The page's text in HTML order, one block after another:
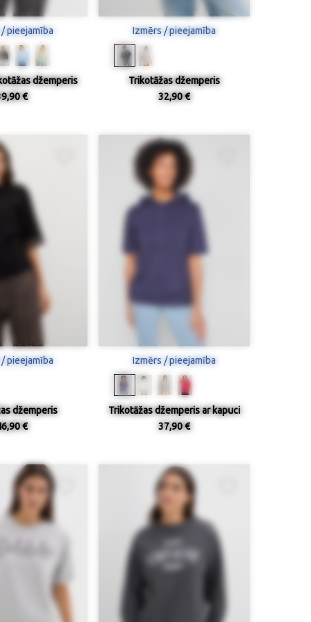
pieejamība
džemperis
€
Izmērs / pieejamība
Trikotāžas džemperis
32,90 €
pieejamība
džemperis
€
Izmērs / pieejamība
Trikotāžas džemperis ar kapuci
37,90 €